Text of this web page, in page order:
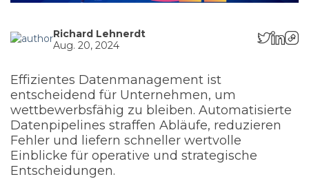
Richard Lehnerdt
Aug. 20, 2024
Effizientes Datenmanagement ist
entscheidend für Unternehmen, um
wettbewerbsfähig zu bleiben. Automatisierte
Datenpipelines straffen Abläufe, reduzieren
Fehler und liefern schneller wertvolle
Einblicke für operative und strategische
Entscheidungen.